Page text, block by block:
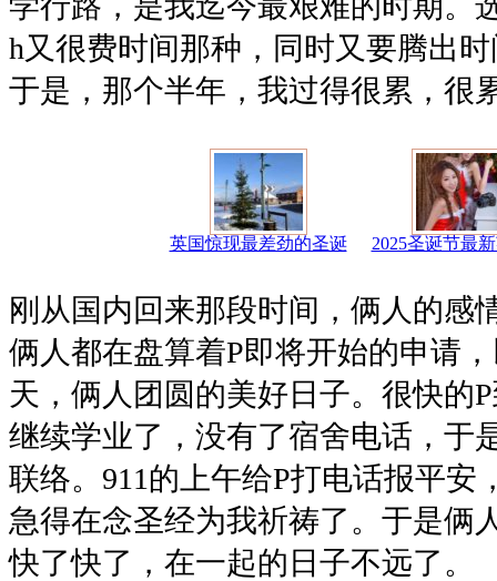
h又很费时间那种，同时又要腾出
于是，那个半年，我过得很累，很
英国惊现最差劲的圣诞 2025圣诞节最
刚从国内回来那段时间，俩人的感
俩人都在盘算着P即将开始的申请
天，俩人团圆的美好日子。很快的
继续学业了，没有了宿舍电话，于
联络。911的上午给P打电话报平安
急得在念圣经为我祈祷了。于是俩
快了快了，在一起的日子不远了。